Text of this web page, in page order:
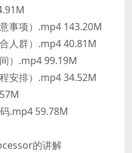
事项）.mp4 143.20M
人群）.mp4 40.81M
）.mp4 99.19M
安排）.mp4 34.52M
.mp4 59.78M
的讲解